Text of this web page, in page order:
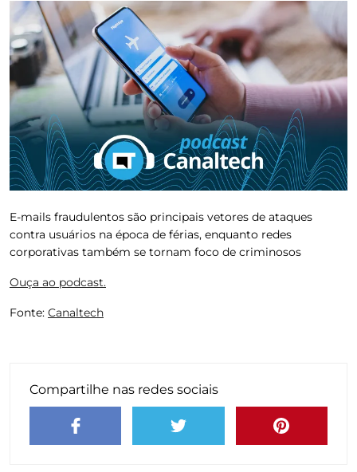
E-mails fraudulentos são principais vetores de ataques
contra usuários na época de férias, enquanto redes
corporativas também se tornam foco de criminosos
Ouça ao podcast.
Fonte: Canaltech
Compartilhe nas redes sociais